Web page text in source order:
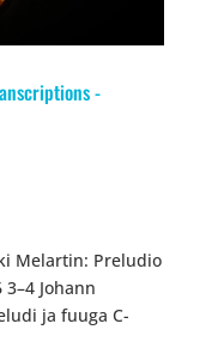
-
Melartin: Preludio
Johann
ja fuuga C-